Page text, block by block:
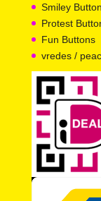
Smiley
Protest
Fun Buttons
vredes /